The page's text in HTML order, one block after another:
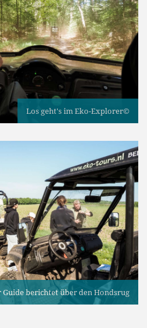
Los geht's im Eko-Explorer©
Guide berichtet über den Hondsrug